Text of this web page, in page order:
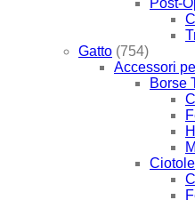
Post-
Gatto (754)
Accessori
Borse
Ciotole